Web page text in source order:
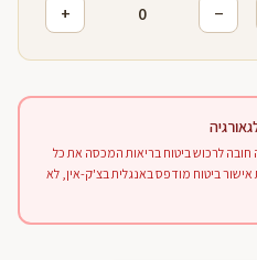
−
0
+
לרכוש ביטוח בריאות המכסה את כל
ביטוח מודפס באנגלית בצ'ק-אין, לא